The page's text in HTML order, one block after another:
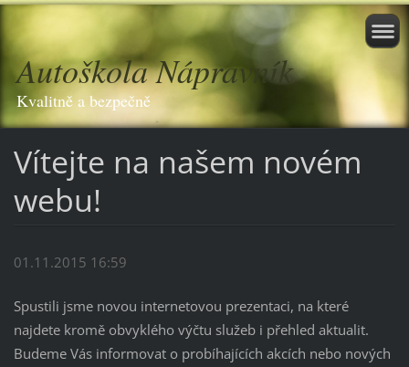
Autoškola Nápravník
Kvalitně a bezpečně
Vítejte na našem novém
webu!
01.11.2015 16:59
Spustili jsme novou internetovou prezentaci, na které
najdete kromě obvyklého výčtu služeb i přehled aktualit.
Budeme Vás informovat o probíhajících akcích nebo nových